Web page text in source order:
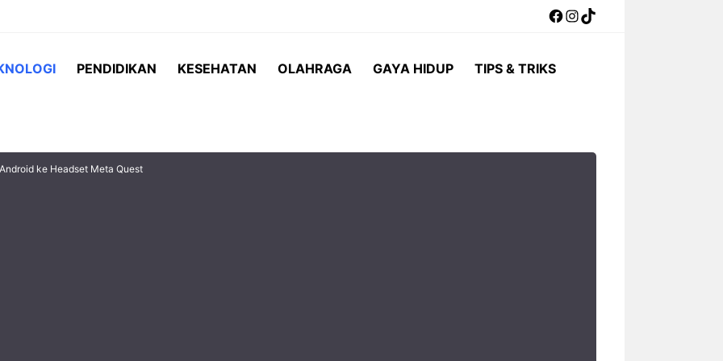
Facebook
Instagram
TikTok
PENDIDIKAN KESEHATAN OLAHRAGA GAYA HIDUP TIPS & TRIKS
ke Headset Meta Quest